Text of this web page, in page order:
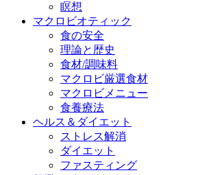
瞑想
マクロビオティック
食の安全
理論と歴史
食材/調味料
マクロビ厳選食材
マクロビメニュー
食養療法
ヘルス＆ダイエット
ストレス解消
ダイエット
ファスティング